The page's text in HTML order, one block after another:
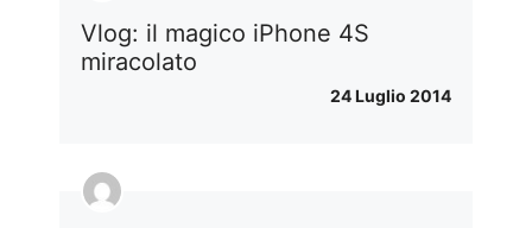
Vlog: il magico iPhone 4S
miracolato
24 Luglio 2014